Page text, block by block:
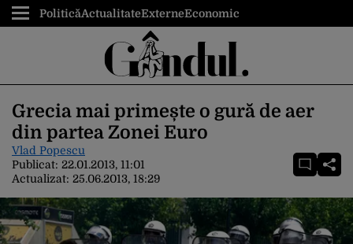
PoliticăActualitateExterneEconomic
Grecia mai primește o gură de aer
din partea Zonei Euro
Vlad Popescu
Publicat: 22.01.2013, 11:01
Actualizat: 25.06.2013, 18:29